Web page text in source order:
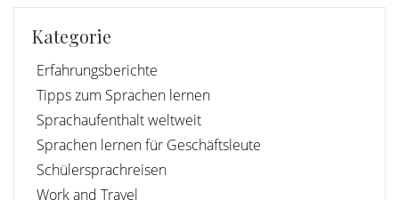
Kategorie
Erfahrungsberichte
Tipps zum Sprachen lernen
Sprachaufenthalt weltweit
Sprachen lernen für Geschäftsleute
Schülersprachreisen
Work and Travel